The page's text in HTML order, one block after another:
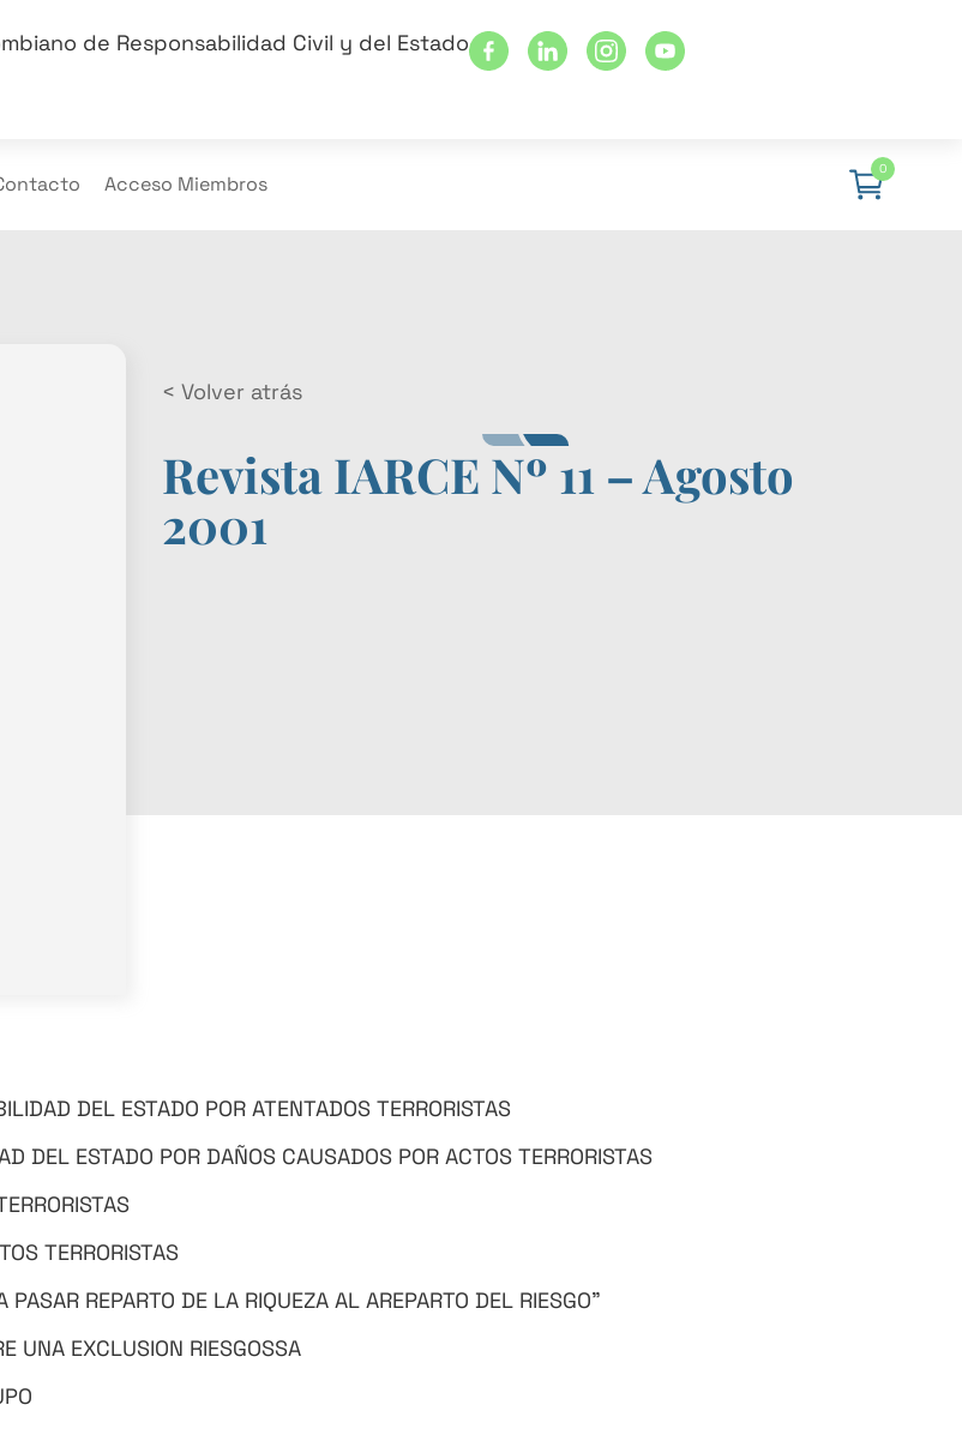
de Responsabilidad Civil y del Estado
Acceso Miembros
0
< Volver atrás
Revista IARCE Nº 11 – Agosto
2001
DEL ESTADO POR ATENTADOS TERRORISTAS
DEL ESTADO POR DAÑOS CAUSADOS POR ACTOS TERRORISTAS
TERRORISTAS
REPARTO DE LA RIQUEZA AL AREPARTO DEL RIESGO”
UNA EXCLUSION RIESGOSSA